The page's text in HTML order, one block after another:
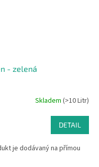
- zelená
Skladem (>10 Litr)
DETAIL
je dodávaný na přímou